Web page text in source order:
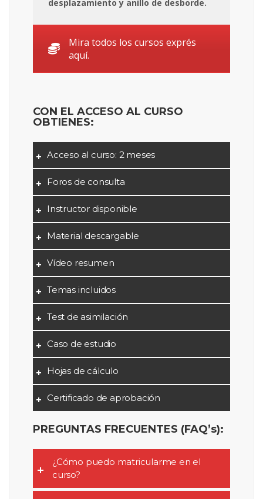
desplazamiento y anillo de desborde.
Mira todos los cursos exprés
aquí.
CON EL ACCESO AL CURSO
OBTIENES:
Acceso al curso: 2 meses
Foros de consulta
Instructor disponible
Material descargable
Vídeo resumen
Temas incluidos
Test de asimilación
Caso de estudio
Hojas de cálculo
Certificado de aprobación
PREGUNTAS FRECUENTES (FAQ’s):
¿Cómo puedo matricularme en el
curso?